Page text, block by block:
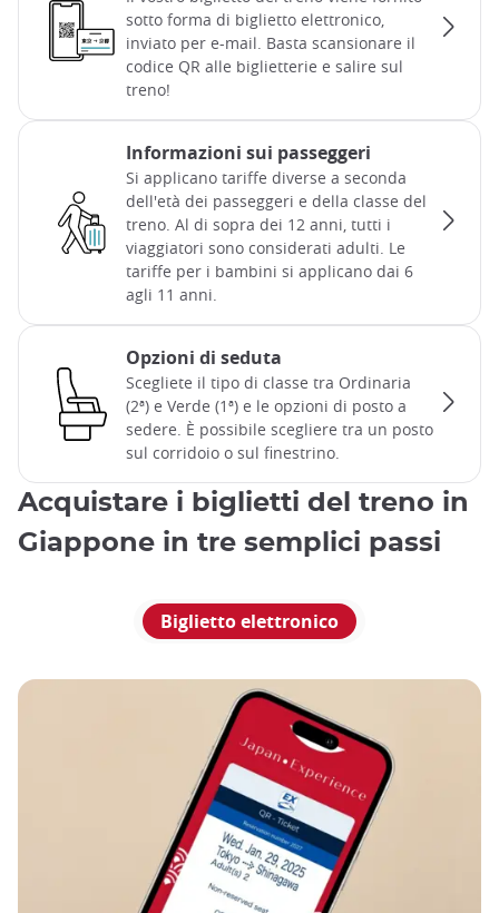
sotto forma di biglietto elettronico,
inviato per e-mail. Basta scansionare il
codice QR alle biglietterie e salire sul
treno!
Informazioni sui passeggeri
Si applicano tariffe diverse a seconda
dell'età dei passeggeri e della classe del
treno. Al di sopra dei 12 anni, tutti i
viaggiatori sono considerati adulti. Le
tariffe per i bambini si applicano dai 6
agli 11 anni.
Opzioni di seduta
Scegliete il tipo di classe tra Ordinaria
(2ª) e Verde (1ª) e le opzioni di posto a
sedere. È possibile scegliere tra un posto
sul corridoio o sul finestrino.
Acquistare i biglietti del treno in
Giappone in tre semplici passi
Biglietto elettronico